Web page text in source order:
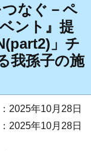
なぐ－ペ
ント』提
」チ
我孫子の施
2025年10月28日
2025年10月28日